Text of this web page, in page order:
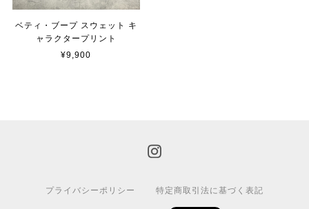
ベティ・ブープ スウェット キ
ャラクタープリント
¥9,900
プライバシーポリシー 特定商取引法に基づく表記